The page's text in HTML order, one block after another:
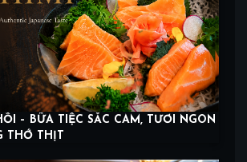
– BỮA TIỆC SẮC CAM, TƯƠI NGON
THỚ THỊT